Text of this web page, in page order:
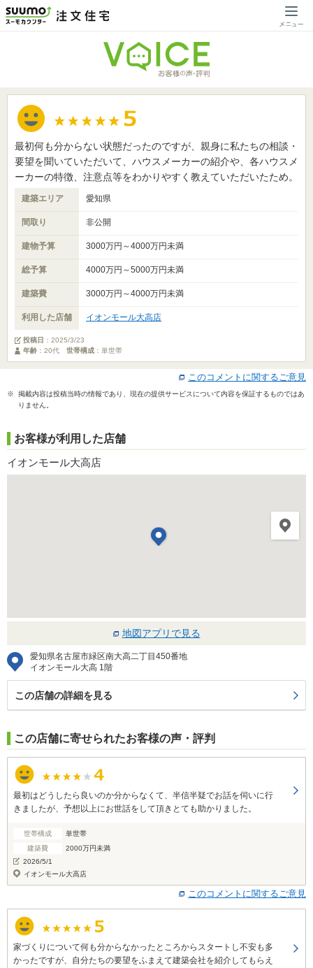
最初何も分からない状態だったのですが、親身に私たちの相談・
要望を聞いていただいて、ハウスメーカーの紹介や、各ハウスメ
ーカーの特徴、注意点等をわかりやすく教えていただいたため。
建築エリア 愛知県
間取り 非公開
建物予算 3000万円～4000万円未満
総予算 4000万円～5000万円未満
建築費 3000万円～4000万円未満
利用した店舗 イオンモール大高店
投稿日 ： 2025/3/23
年齢 ：20代 世帯構成 ：単世帯
このコメントに関するご意見
※ 掲載内容は投稿当時の情報であり、現在の提供サービスについて内容を保証するものではあ
りません。
お客様が利用した店舗
イオンモール大高店
地図アプリで見る
愛知県名古屋市緑区南大高二丁目450番地
イオンモール大高 1階
この店舗の詳細を見る
この店舗に寄せられたお客様の声・評判
最初はどうしたら良いのか分からなくて、半信半疑でお話を伺いに行
きましたが、予想以上にお世話をして頂きとても助かりました。
世帯構成
単世帯
建築費
2000万円未満
2026/5/1
イオンモール大高店
このコメントに関するご意見
家づくりについて何も分からなかったところからスタートし不安も多
かったですが、自分たちの要望をふまえて建築会社を紹介してもらえ